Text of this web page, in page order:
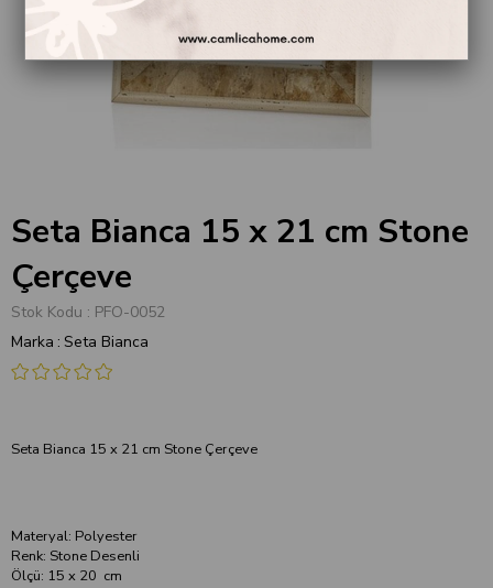
Seta Bianca 15 x 21 cm Stone
Çerçeve
Stok Kodu
PFO-0052
Marka : Seta Bianca
Seta Bianca 15 x 21 cm Stone Çerçeve
Materyal: Polyester
Renk: Stone Desenli
Ölçü: 15 x 20 cm